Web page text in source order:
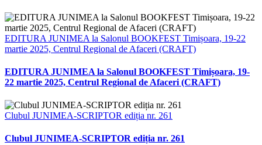
EDITURA JUNIMEA la Salonul BOOKFEST Timișoara, 19-22
martie 2025, Centrul Regional de Afaceri (CRAFT)
EDITURA JUNIMEA la Salonul BOOKFEST Timișoara, 19-
22 martie 2025, Centrul Regional de Afaceri (CRAFT)
Clubul JUNIMEA-SCRIPTOR ediția nr. 261
Clubul JUNIMEA-SCRIPTOR ediția nr. 261